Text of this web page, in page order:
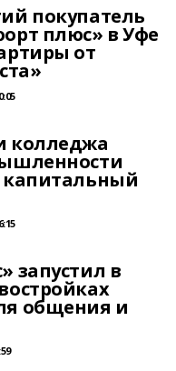
покупатель
плюс» в Уфе
от
колледжа
капитальный
запустил в
общения и